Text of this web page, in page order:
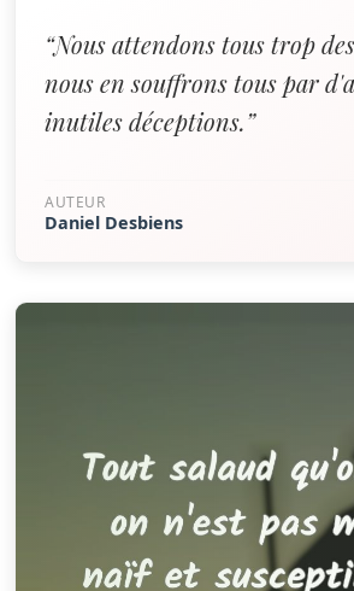
“Nous attendons tous trop
nous en souffrons tous par
inutiles déceptions.”
AUTEUR
Daniel Desbiens